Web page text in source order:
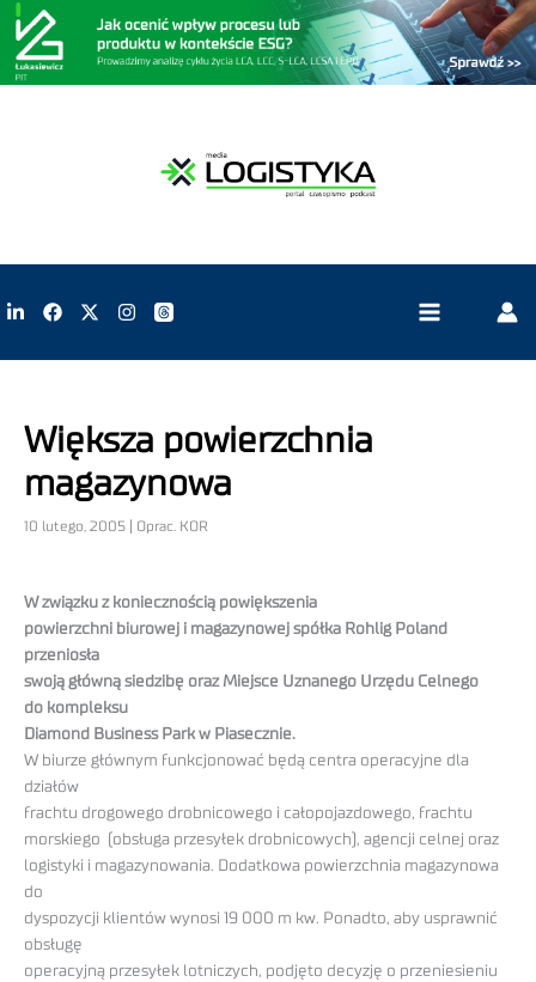
Większa powierzchnia
magazynowa
10 lutego, 2005 | Oprac. KOR
W związku z koniecznością powiększenia
powierzchni biurowej i magazynowej spółka Rohlig Poland
przeniosła
swoją główną siedzibę oraz Miejsce Uznanego Urzędu Celnego
do kompleksu
Diamond Business Park w Piasecznie.
W biurze głównym funkcjonować będą centra operacyjne dla
działów
frachtu drogowego drobnicowego i całopojazdowego, frachtu
morskiego (obsługa przesyłek drobnicowych), agencji celnej oraz
logistyki i magazynowania. Dodatkowa powierzchnia magazynowa
do
dyspozycji klientów wynosi 19 000 m kw. Ponadto, aby usprawnić
obsługę
operacyjną przesyłek lotniczych, podjęto decyzję o przeniesieniu